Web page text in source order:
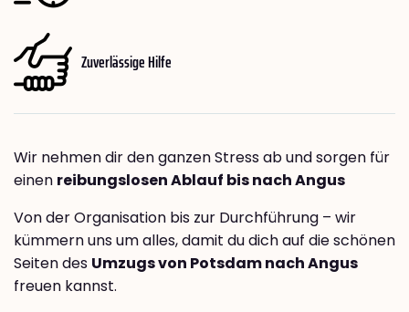
Zuverlässige Hilfe
Wir nehmen dir den ganzen Stress ab und sorgen für
einen reibungslosen Ablauf bis nach Angus
Von der Organisation bis zur Durchführung – wir
kümmern uns um alles, damit du dich auf die schönen
Seiten des Umzugs von Potsdam nach Angus
freuen kannst.